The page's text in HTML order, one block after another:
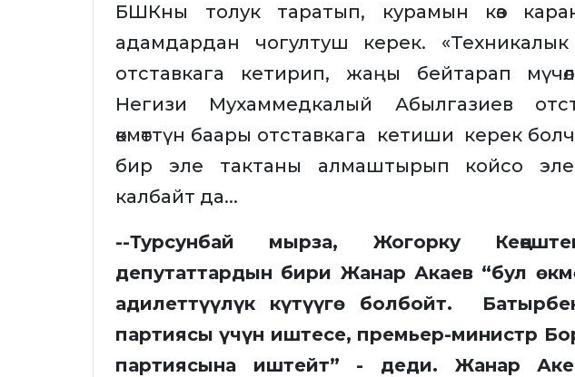
БШКны толук таратып, курамын көз
адамдардан чогултуш керек. «Техникалык
отставкага кетирип, жаңы бейтарап
Негизи Мухаммедкалый Абылгазиев
өкмөттүн баары отставкага кетиши керек
бир эле тактаны алмаштырып койсо
калбайт да...
--Турсунбай мырза, Жогорку
депутаттардын бири Жанар Акаев “бул
адилеттүүлүк күтүүгө болбойт.
партиясы үчүн иштесе, премьер-министр
партиясына иштейт” - деди. Жанар